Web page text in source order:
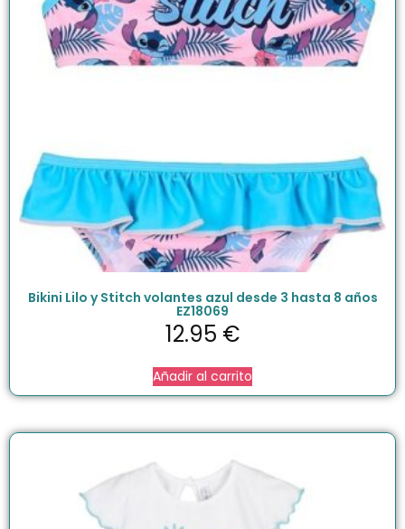
Bikini Lilo y Stitch volantes azul desde 3 hasta 8 años
EZ18069
12.95 €
Añadir al carrito